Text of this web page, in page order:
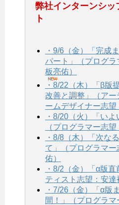
弊社インターンシッ
ト
・9/6（金）「完成
パート」（プログラ
板亮佑）
・8/22（木）「β版
改善と調整」（アー
ームデザイナー志望
・8/20（火）「いよ
（プログラマー志望
・8/8（木）「次な
て」（プログラマ
佑）
・8/2（金）「α版
ティスト志望：安達
・7/26（金）「α版
間！」（プログラ